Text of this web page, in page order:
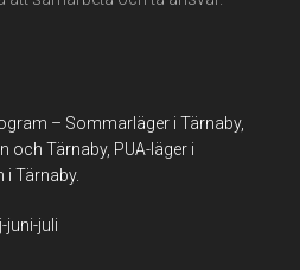
– Sommarläger i Tärnaby,
Tärnaby, PUA-läger i
Tärnaby.
juni-juli